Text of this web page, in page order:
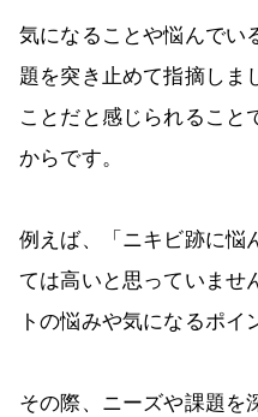
気になることや悩んでい
題を突き止めて指摘しま
ことだと感じられること
からです。
例えば、「ニキビ跡に悩
ては高いと思っていませ
トの悩みや気になるポイ
その際、ニーズや課題を